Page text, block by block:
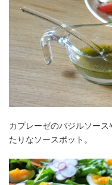
カプレーゼのバジルソー
たりなソースポット。